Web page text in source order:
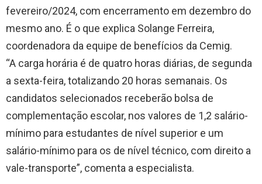
fevereiro/2024, com encerramento em dezembro do
mesmo ano. É o que explica Solange Ferreira,
coordenadora da equipe de benefícios da Cemig.
“A carga horária é de quatro horas diárias, de segunda
a sexta-feira, totalizando 20 horas semanais. Os
candidatos selecionados receberão bolsa de
complementação escolar, nos valores de 1,2 salário-
mínimo para estudantes de nível superior e um
salário-mínimo para os de nível técnico, com direito a
vale-transporte”, comenta a especialista.